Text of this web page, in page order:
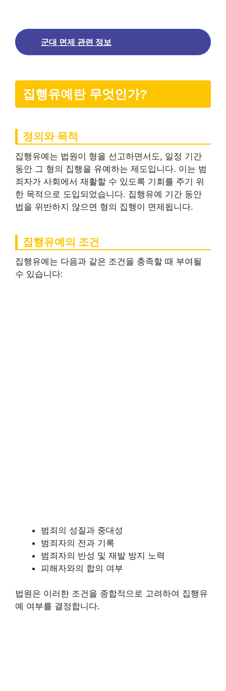
군대 면제 관련 정보
집행유예란 무엇인가?
정의와 목적
집행유예는 법원이 형을 선고하면서도, 일정 기간
동안 그 형의 집행을 유예하는 제도입니다. 이는 범
죄자가 사회에서 재활할 수 있도록 기회를 주기 위
한 목적으로 도입되었습니다. 집행유예 기간 동안
법을 위반하지 않으면 형의 집행이 면제됩니다.
집행유예의 조건
집행유예는 다음과 같은 조건을 충족할 때 부여될
수 있습니다:
범죄의 성질과 중대성
범죄자의 전과 기록
범죄자의 반성 및 재발 방지 노력
피해자와의 합의 여부
법원은 이러한 조건을 종합적으로 고려하여 집행유
예 여부를 결정합니다.